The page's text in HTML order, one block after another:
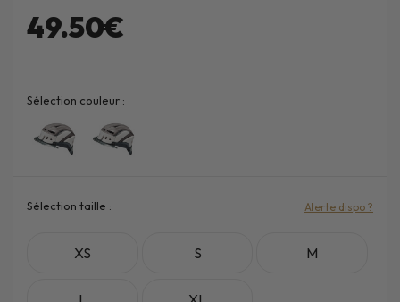
49.50€
Sélection couleur :
Sélection taille :
XS S M
Alerte dispo ?